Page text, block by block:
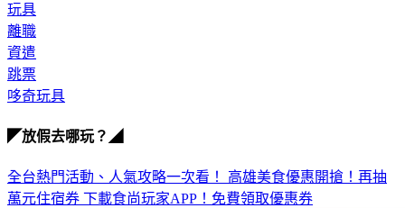
玩具
離職
資遣
跳票
哆奇玩具
◤放假去哪玩？◢
全台熱門活動、人氣攻略一次看！ 高雄美食優惠開搶！再抽
萬元住宿券 下載食尚玩家APP！免費領取優惠券